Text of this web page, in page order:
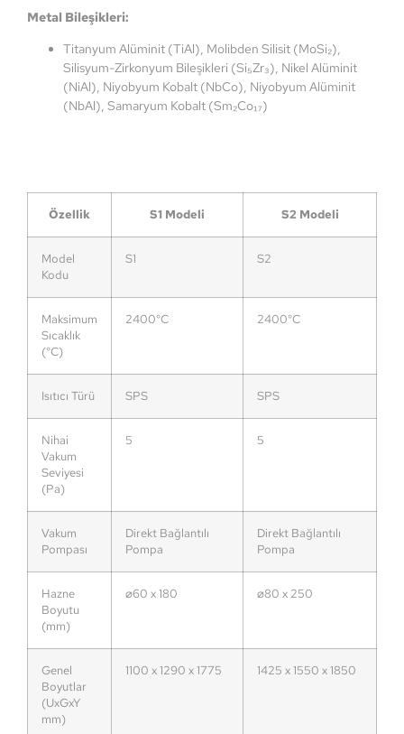
Metal Bileşikleri:
Titanyum Alüminit (TiAl), Molibden Silisit (MoSi₂),
Silisyum-Zirkonyum Bileşikleri (Si₅Zr₃), Nikel Alüminit
(NiAl), Niyobyum Kobalt (NbCo), Niyobyum Alüminit
(NbAl), Samaryum Kobalt (Sm₂Co₁₇)
Özellik S1 Modeli S2 Modeli
Model
Kodu
S1 S2
Maksimum
Sıcaklık
(°C)
2400°C 2400°C
Isıtıcı Türü SPS SPS
Nihai
Vakum
Seviyesi
(Pa)
5 5
Vakum
Pompası
Direkt Bağlantılı
Pompa
Direkt Bağlantılı
Pompa
Hazne
Boyutu
(mm)
⌀60 x 180 ⌀80 x 250
Genel
Boyutlar
(UxGxY
mm)
1100 x 1290 x 1775 1425 x 1550 x 1850